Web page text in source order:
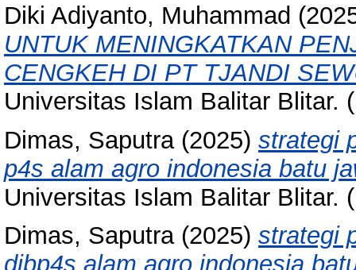
Diki Adiyanto, Muhammad
UNTUK MENINGKATKAN
CENGKEH DI PT TJANDI
Universitas Islam Balitar Blitar.
Dimas, Saputra(2025) strategi
p4s alam agro indonesia batu
Universitas Islam Balitar Blitar.
Dimas, Saputra(2025) strategi
dibp4s alam agro indonesia